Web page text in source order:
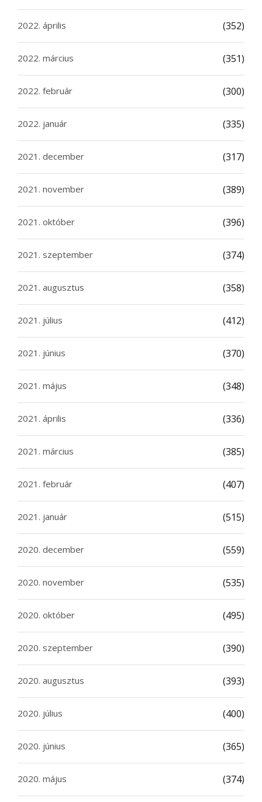
2022. április (352)
2022. március (351)
2022. február (300)
2022. január (335)
2021. december (317)
2021. november (389)
2021. október (396)
2021. szeptember (374)
2021. augusztus (358)
2021. július (412)
2021. június (370)
2021. május (348)
2021. április (336)
2021. március (385)
2021. február (407)
2021. január (515)
2020. december (559)
2020. november (535)
2020. október (495)
2020. szeptember (390)
2020. augusztus (393)
2020. július (400)
2020. június (365)
2020. május (374)